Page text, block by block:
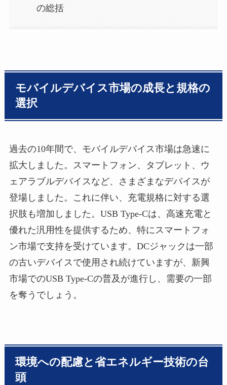
の総括
モバイルデバイス市場の成長と規格の
選択
過去の10年間で、モバイルデバイス市場は急速に
拡大しました。スマートフォン、タブレット、ウ
ェアラブルデバイスなど、さまざまなデバイスが
登場しました。これに伴い、充電規格に対する選
択肢も増加しました。USB Type-Cは、高速充電と
優れた汎用性を提供するため、特にスマートフォ
ン市場で支持を受けています。DCジャックは一部
の古いデバイスで使用され続けていますが、新興
市場でのUSB Type-Cの普及が進行し、需要の一部
を奪うでしょう。
環境への配慮と省エネルギー技術の台
頭